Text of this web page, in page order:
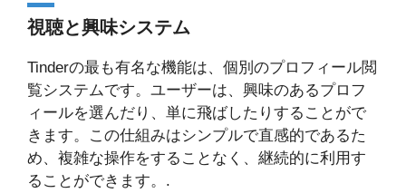
視聴と興味システム
Tinderの最も有名な機能は、個別のプロフィール閲
覧システムです。ユーザーは、興味のあるプロフ
ィールを選んだり、単に飛ばしたりすることがで
きます。この仕組みはシンプルで直感的であるた
め、複雑な操作をすることなく、継続的に利用す
ることができます。.